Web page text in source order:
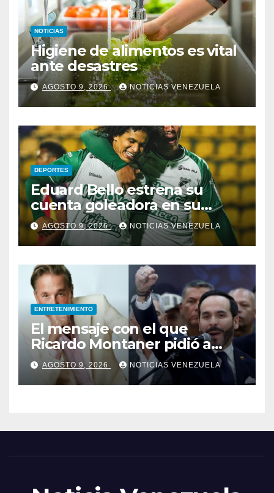
NOTICIAS
Higiene de alimentos es vital
ante desastres
AGOSTO 9, 2026 NOTICIAS VENEZUELA
DEPORTES
Eduard Bello estrena su
cuenta goleadora en su
debut con Deportivo Cali
AGOSTO 9, 2026 NOTICIAS VENEZUELA
ENTRETENIMIENTO
El mensaje con el que
Ricardo Montaner pidió a
Abelardo de la Espriella
ayudar a Venezuela
AGOSTO 9, 2026 NOTICIAS VENEZUELA